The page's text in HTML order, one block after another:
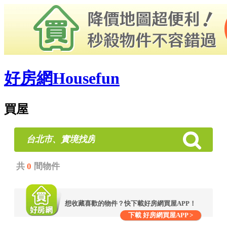
好房網Housefun
買屋
台北市、實境找房
共 0 間物件
想收藏喜歡的物件？快下載好房網買屋APP！
下載 好房網買屋APP >